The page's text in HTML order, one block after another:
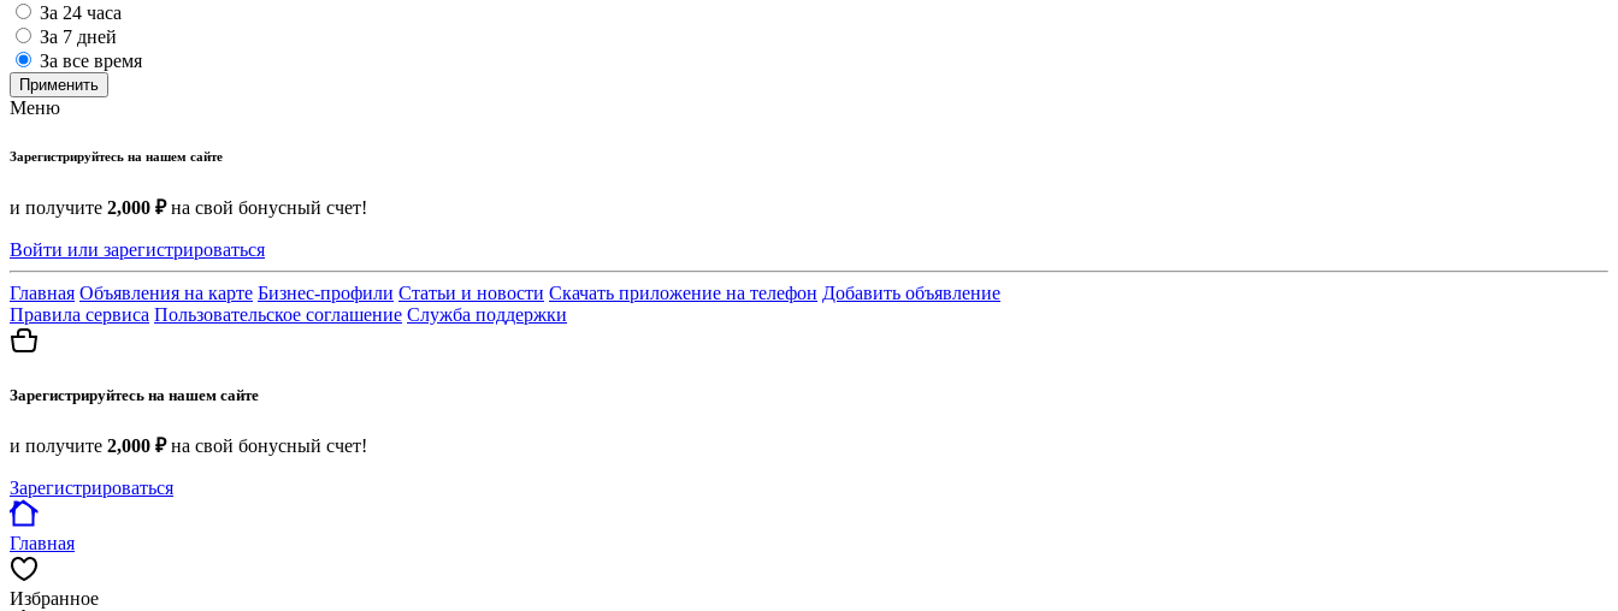
За 24 часа
За 7 дней
За все время
Применить
Меню
Зарегистрируйтесь на нашем сайте
и получите 2,000 ₽на свой бонусный счет!
Войти или зарегистрироваться
Главная Объявления на карте Бизнес-профили Статьи и новости Скачать приложение на телефон Добавить объявление
Правила сервиса Пользовательское соглашение Служба поддержки
Зарегистрируйтесь на нашем сайте
и получите 2,000 ₽на свой бонусный счет!
Зарегистрироваться
Главная
Избранное